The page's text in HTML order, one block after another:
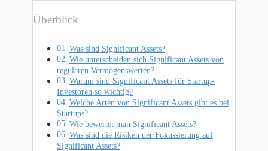
Überblick
Was sind Significant Assets?
Wie unterscheiden sich Significant Assets von
regulären Vermögenswerten?
Warum sind Significant Assets für Startup-
Investoren so wichtig?
Welche Arten von Significant Assets gibt es bei
Startups?
Wie bewertet man Significant Assets?
Was sind die Risiken der Fokussierung auf
Significant Assets?